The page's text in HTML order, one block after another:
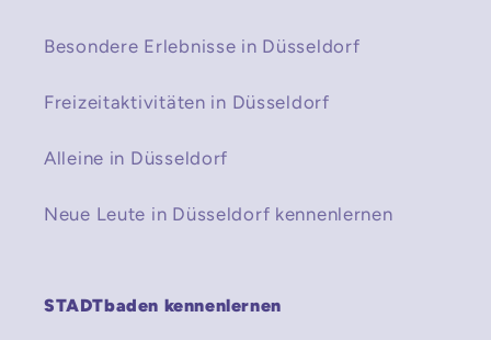
Besondere Erlebnisse in Düsseldorf
Freizeitaktivitäten in Düsseldorf
Alleine in Düsseldorf
Neue Leute in Düsseldorf kennenlernen
STADTbaden kennenlernen